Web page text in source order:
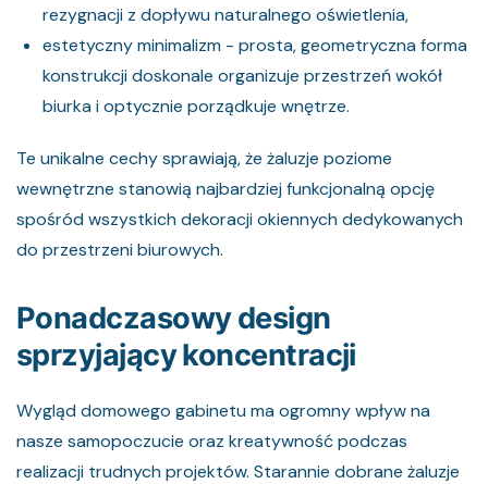
rezygnacji z dopływu naturalnego oświetlenia,
estetyczny minimalizm - prosta, geometryczna forma
konstrukcji doskonale organizuje przestrzeń wokół
biurka i optycznie porządkuje wnętrze.
Te unikalne cechy sprawiają, że żaluzje poziome
wewnętrzne stanowią najbardziej funkcjonalną opcję
spośród wszystkich dekoracji okiennych dedykowanych
do przestrzeni biurowych.
Ponadczasowy design
sprzyjający koncentracji
Wygląd domowego gabinetu ma ogromny wpływ na
nasze samopoczucie oraz kreatywność podczas
realizacji trudnych projektów. Starannie dobrane żaluzje